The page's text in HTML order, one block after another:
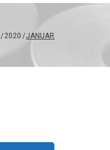
/2020 /JANUAR